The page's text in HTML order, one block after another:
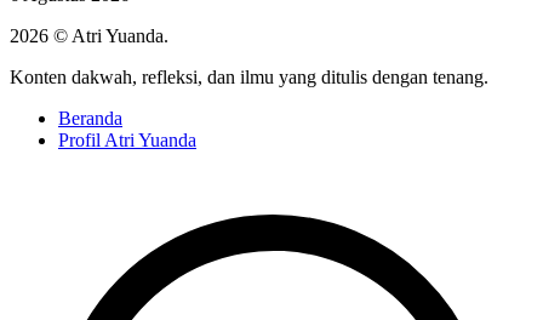
2026 © Atri Yuanda.
Konten dakwah, refleksi, dan ilmu yang ditulis dengan tenang.
Beranda
Profil Atri Yuanda